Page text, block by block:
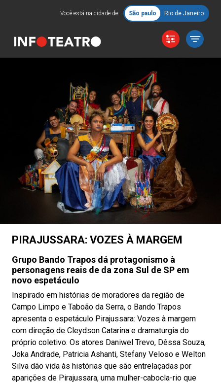
Você está na cidade de: São paulo Rio de Janeiro
PIRAJUSSARA: VOZES À MARGEM
Grupo Bando Trapos dá protagonismo à
personagens reais de da zona Sul de SP em
novo espetáculo
Inspirado em histórias de moradores da região de
Campo Limpo e Taboão da Serra, o Bando Trapos
apresenta o espetáculo Pirajussara: Vozes à margem
com direção de Cleydson Catarina e dramaturgia do
próprio coletivo. Os atores Daniwel Trevo, Dêssa Souza,
Joka Andrade, Patricia Ashanti, Stefany Veloso e Welton
Silva dão vida às histórias que são entrelaçadas por
aparições de Pirajussara, uma mulher-cabocla-rio que